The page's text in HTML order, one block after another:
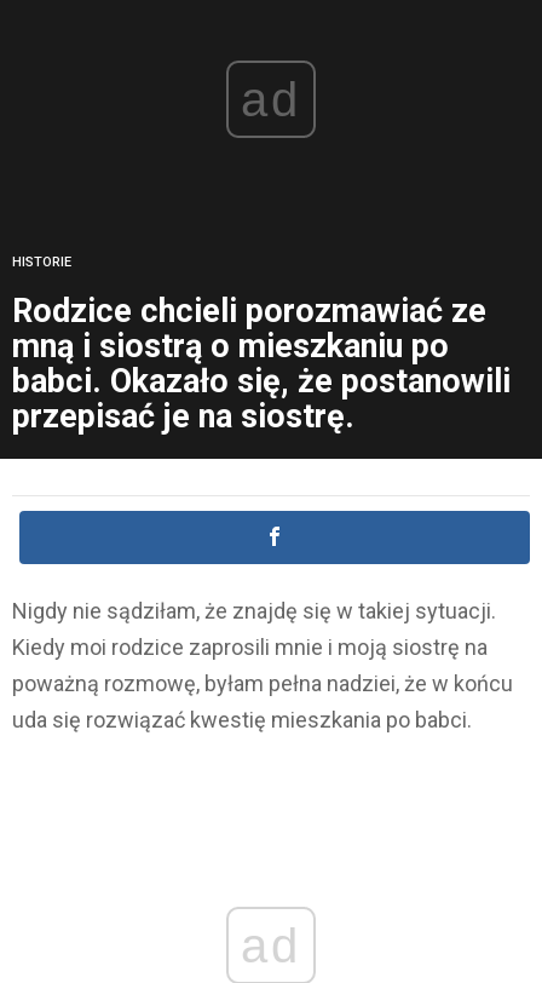
ad
HISTORIE
Rodzice chcieli porozmawiać ze
mną i siostrą o mieszkaniu po
babci. Okazało się, że postanowili
przepisać je na siostrę.
Nigdy nie sądziłam, że znajdę się w takiej sytuacji.
Kiedy moi rodzice zaprosili mnie i moją siostrę na
poważną rozmowę, byłam pełna nadziei, że w końcu
uda się rozwiązać kwestię mieszkania po babci.
ad